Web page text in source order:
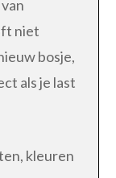
niet
bosje,
als je last
kleuren